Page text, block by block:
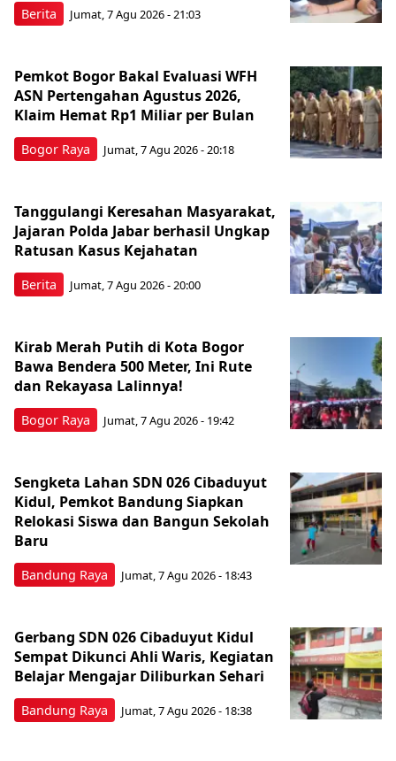
Berita Jumat, 7 Agu 2026 - 21:03
Bogor Raya
Pemkot Bogor Bakal Evaluasi WFH
ASN Pertengahan Agustus 2026,
Klaim Hemat Rp1 Miliar per Bulan
Jumat, 7 Agu 2026 - 20:18
Berita
Tanggulangi Keresahan Masyarakat,
Jajaran Polda Jabar berhasil Ungkap
Ratusan Kasus Kejahatan
Jumat, 7 Agu 2026 - 20:00
Bogor Raya
Kirab Merah Putih di Kota Bogor
Bawa Bendera 500 Meter, Ini Rute
dan Rekayasa Lalinnya!
Jumat, 7 Agu 2026 - 19:42
Bandung Raya
Sengketa Lahan SDN 026 Cibaduyut
Kidul, Pemkot Bandung Siapkan
Relokasi Siswa dan Bangun Sekolah
Baru
Jumat, 7 Agu 2026 - 18:43
Bandung Raya
Gerbang SDN 026 Cibaduyut Kidul
Sempat Dikunci Ahli Waris, Kegiatan
Belajar Mengajar Diliburkan Sehari
Jumat, 7 Agu 2026 - 18:38